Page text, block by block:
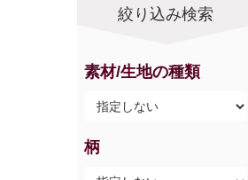
絞り込み検索
素材/生地の種類
柄